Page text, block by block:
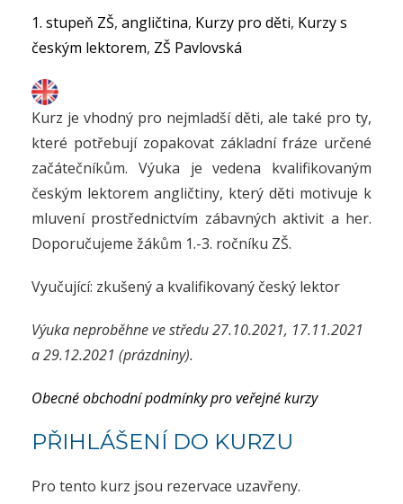
1. stupeň ZŠ, angličtina, Kurzy pro děti, Kurzy s
českým lektorem, ZŠ Pavlovská
Kurz je vhodný pro nejmladší děti, ale také pro ty,
které potřebují zopakovat základní fráze určené
začátečníkům. Výuka je vedena kvalifikovaným
českým lektorem angličtiny, který děti motivuje k
mluvení prostřednictvím zábavných aktivit a her.
Doporučujeme žákům 1.-3. ročníku ZŠ.
Vyučující: zkušený a kvalifikovaný český lektor
Výuka neproběhne ve středu 27.10.2021, 17.11.2021
a 29.12.2021 (prázdniny).
Obecné obchodní podmínky pro veřejné kurzy
PŘIHLÁŠENÍ DO KURZU
Pro tento kurz jsou rezervace uzavřeny.